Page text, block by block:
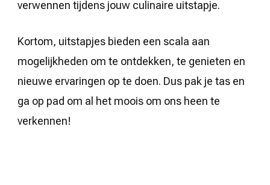
verwennen tijdens jouw culinaire uitstapje.
Kortom, uitstapjes bieden een scala aan
mogelijkheden om te ontdekken, te genieten en
nieuwe ervaringen op te doen. Dus pak je tas en
ga op pad om al het moois om ons heen te
verkennen!